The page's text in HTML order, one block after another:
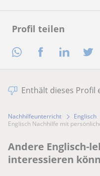
Profil teilen
Enthält dieses Profil
Nachhilfeunterricht Englisch
Englisch Nachhilfe mit
Andere Englisch-
interessieren